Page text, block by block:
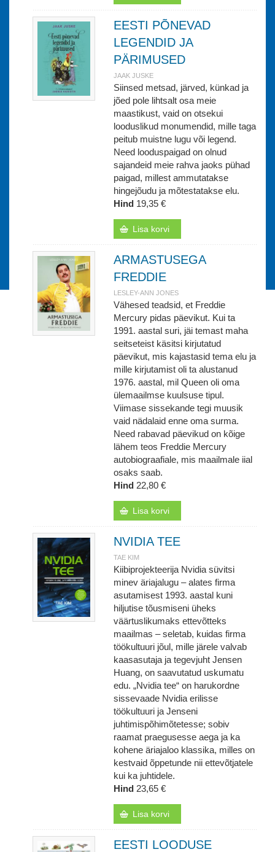
EESTI PÕNEVAD
LEGENDID JA
PÄRIMUSED
JAAK JUSKE
Siinsed metsad, järved, künkad ja
jõed pole lihtsalt osa meie
maastikust, vaid on otsekui
looduslikud monumendid, mille taga
peitub muistne lugu või legend.
Need looduspaigad on olnud
sajandeid meie rahva jaoks pühad
paigad, millest ammutatakse
hingejõudu ja mõtestatakse elu.
Hind 19,35 €
Lisa korvi
ARMASTUSEGA
FREDDIE
LESLEY-ANN JONES
Vähesed teadsid, et Freddie
Mercury pidas päevikut. Kui ta
1991. aastal suri, jäi temast maha
seitseteist käsitsi kirjutatud
päevikut, mis kajastasid tema elu ja
mille kirjutamist oli ta alustanud
1976. aastal, mil Queen oli oma
ülemaailmse kuulsuse tipul.
Viimase sissekande tegi muusik
vaid nädalaid enne oma surma.
Need rabavad päevikud on kõige
lähem teos Freddie Mercury
autobiograafiale, mis maailmale iial
osaks saab.
Hind 22,80 €
Lisa korvi
NVIDIA TEE
TAE KIM
Kiibiprojekteerija Nvidia süvitsi
minev äriajalugu – alates firma
asutamisest 1993. aastal kuni
hiljutise tõusmiseni üheks
väärtuslikumaks ettevõtteks
maailmas – seletab, kuidas firma
töökultuuri jõul, mille järele valvab
kaasasutaja ja tegevjuht Jensen
Huang, on saavutatud uskumatu
edu. „Nvidia tee“ on harukordne
sissevaade Nvidia erilisse
töökultuuri ja Jenseni
juhtimispõhimõtetesse; sobiv
raamat praegusesse aega ja ka
kohene äriajaloo klassika, milles on
kestvaid õppetunde nii ettevõtjatele
kui ka juhtidele.
Hind 23,65 €
Lisa korvi
EESTI LOODUSE